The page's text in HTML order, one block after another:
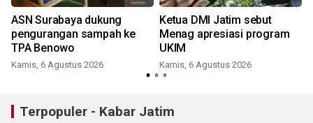
ASN Surabaya dukung
pengurangan sampah ke
TPA Benowo
Kamis, 6 Agustus 2026
Ketua DMI Jatim sebut
Menag apresiasi program
UKIM
Kamis, 6 Agustus 2026
Terpopuler - Kabar Jatim